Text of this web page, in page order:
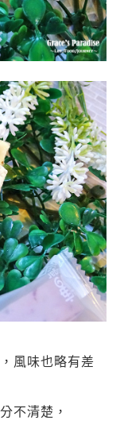
風味也略有差
不清楚，